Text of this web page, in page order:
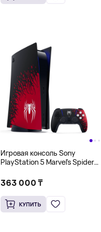
Игровая консоль Sony
PlayStation 5 Marvel’s Spider-
(PS5), 825 Гб
363 000 ₸
КУПИТЬ